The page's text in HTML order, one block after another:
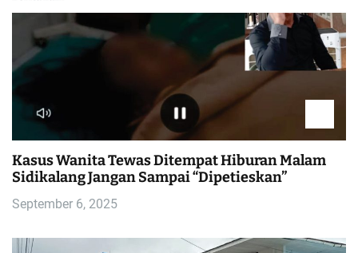
Kasus Wanita Tewas Ditempat Hiburan Malam
Sidikalang Jangan Sampai “Dipetieskan”
September 6, 2025